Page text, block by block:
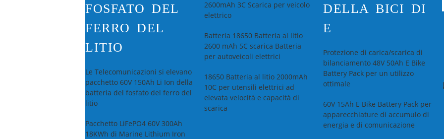
FOSFATO DEL
FERRO DEL
LITIO
Le Telecomunicazioni si elevano
pacchetto 60V 150Ah Li Ion della
batteria del fosfato del ferro del
litio
Pacchetto LiFePO4 60V 300Ah
18KWh di Marine Lithium Iron
2600mAh 3C Scarica per veicolo
elettrico
Batteria 18650 Batteria al litio
2600 mAh 5C scarica Batteria
per autoveicoli elettrici
18650 Batteria al litio 2000mAh
10C per utensili elettrici ad
elevata velocità e capacità di
scarica
DELLA BICI DI
E
Protezione di carica/scarica di
bilanciamento 48V 50Ah E Bike
Battery Pack per un utilizzo
ottimale
60V 15Ah E Bike Battery Pack per
apparecchiature di accumulo di
energia e di comunicazione